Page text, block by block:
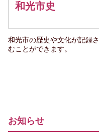
和光市史
和光市の歴史や文化が記録
むことができます。
お知らせ